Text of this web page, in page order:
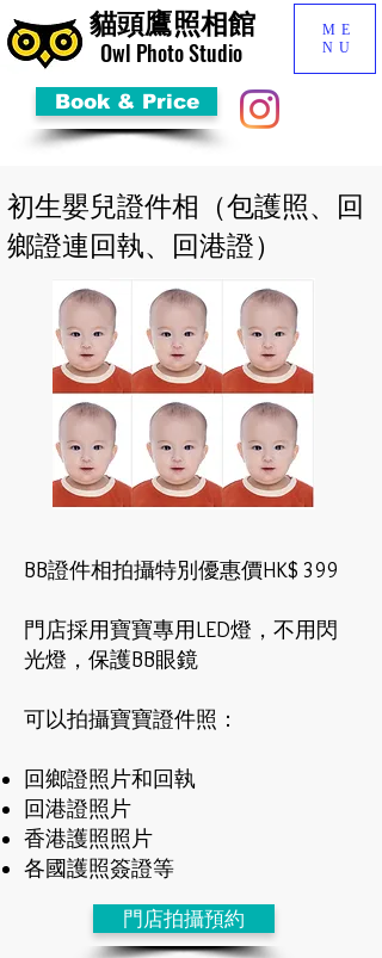
​Owl Photo Studio
Book & Price
貓頭鷹照相館
ME
NU
初生嬰兒證件相（包護照、回
鄉證連回執、回港證）
門店拍攝預約
BB證件相拍攝特別優惠價HK$ 399
​門店採用寶寶專用LED燈，不用閃
光燈，保護BB眼鏡
可以拍攝寶寶證件照：
回鄉證照片和回執
回港證照片
香港護照照片
各國護照簽證等